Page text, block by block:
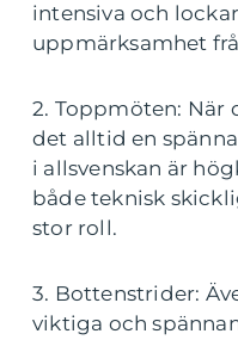
intensiva och
uppmärksamhet
2. Toppmöten: När
det alltid en
i allsvenskan är
både teknisk
stor roll.
3. Bottenstrider:
viktiga och